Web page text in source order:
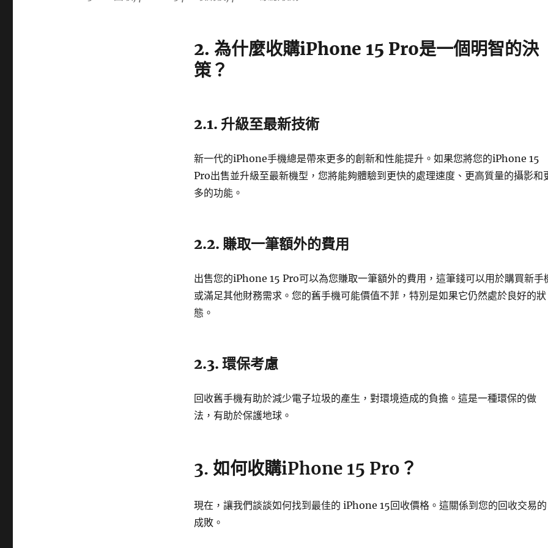
2. 為什麼收購iPhone 15 Pro是一個明智的決
策？
2.1. 升級至最新技術
新一代的iPhone手機總是帶來更多的創新和性能提升。如果您將您的iPhone 15
Pro出售並升級至最新機型，您將能夠體驗到更快的處理速度、更高質量的攝影和
多的功能。
2.2. 賺取一筆額外的費用
出售您的iPhone 15 Pro可以為您賺取一筆額外的費用，這筆錢可以用於購買新手
或滿足其他財務需求。您的舊手機可能價值不菲，特別是如果它仍然處於良好的狀
態。
2.3. 環保考慮
回收舊手機有助於減少電子垃圾的產生，對環境造成的負擔。這是一種環保的做
法，有助於保護地球。
3. 如何收購iPhone 15 Pro？
現在，讓我們談談如何找到最佳的 iPhone 15回收價格。這關係到您的回收交易的
成敗。